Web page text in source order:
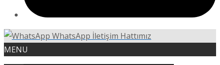
WhatsApp İletişim Hattımız
MENU